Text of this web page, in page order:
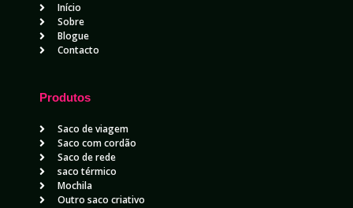
Início
Sobre
Blogue
Contacto
Produtos
Saco de viagem
Saco com cordão
Saco de rede
saco térmico
Mochila
Outro saco criativo